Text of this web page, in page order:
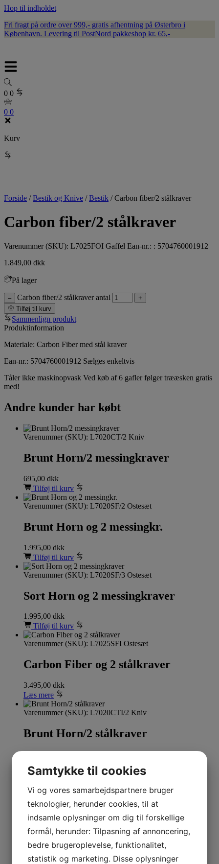
Hop til indholdet
Fri fragt på ordre over 999,- gratis afhentning på Østerbro i
København. Levering til PostNord pakkeshop kr. 65,-
0 0
0 0
Kurv
Forside /Bestik og Knive /Bestik /Carbon fiber/2 stålkraver
Carbon fiber/2 stålkraver
Varenummer (SKU): L7025FOI Gaffel Ean-nr.: : 5704760001912
1.849,00 dkk
På lager
– Carbon fiber/2 stålkraver antal
+
Tilføj til kurv
Sammenlign produkt
Produktinformation
Materiale: Carbon Fiber med stål kraver
Ean-nr.: 5704760001912 Sælges enkeltvis
Tåler ikke maskinopvask Ved køb af 6 gafler følger trææsken gratis
med!
Andre kunder har købt
Varenummer (SKU): L7020CT/2 Kniv
Brunt Horn/2 messingkraver
695,00 dkk
Tilføj til kurv
Varenummer (SKU): L7020SF/2 Ostesæt
Brunt Horn og 2 messingkr.
1.995,00 dkk
Tilføj til kurv
Varenummer (SKU): L7020SF/3 Ostesæt
Sort Horn og 2 messingkraver
1.995,00 dkk
Tilføj til kurv
Varenummer (SKU): L7025SFI Ostesæt
Carbon Fiber og 2 stålkraver
3.495,00 dkk
Læs mere
Varenummer (SKU): L7020CTI/2 Kniv
Brunt Horn/2 stålkraver
Oliventræ og 2 stålkraver
1.995,00dkk
Tilføj til kurv
Varenummer (SKU):L7020OLI/3 Brevkniv
Samtykke til cookies
Vi og vores samarbejdspartnere bruger
teknologier, herunder cookies, til at
indsamle oplysninger om dig til forskellige
formål, herunder: Tilpasning af annoncering,
bedre brugeroplevelse, funktionalitet,
statistik og marketing. Disse oplysninger